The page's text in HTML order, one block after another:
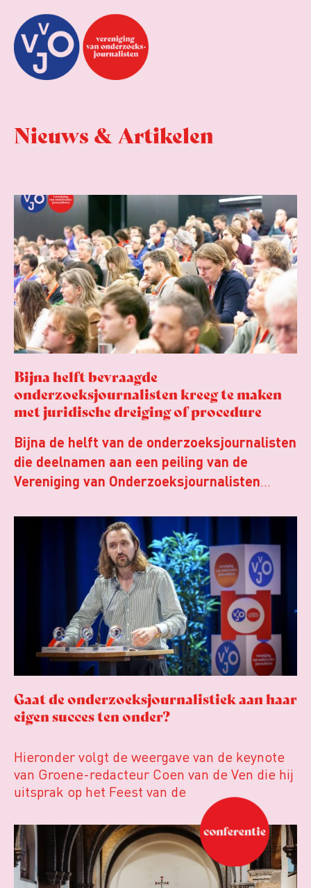
Nieuws & Artikelen
Bijna helft bevraagde
onderzoeksjournalisten kreeg te maken
met juridische dreiging of procedure
Bijna de helft van de onderzoeksjournalisten
die deelnamen aan een peiling van de
Vereniging van Onderzoeksjournalisten
maken met juridische dreiging of een
juridische procedure rond het eigen werk.
Dat kost journalisten tijd, ook ervaren zij
stress en soms worden publicaties
aangepast of gaat de hele publicatie zelfs
niet door.
Gaat de onderzoeksjournalistiek aan haar
eigen succes ten onder?
Hieronder volgt de weergave van de keynote
van Groene-redacteur Coen van de Ven die hij
uitsprak op het Feest van de
Onderzoeksjournalistiek op 19 juni 2026.
Coen uit zijn zorgen over de relatie tussen de
macht, de pers en het publiek aan de hand van
drie punten: